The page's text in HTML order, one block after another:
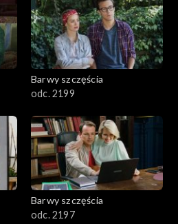
Barwy szczęścia
odc. 2199
Barwy szczęścia
odc. 2197